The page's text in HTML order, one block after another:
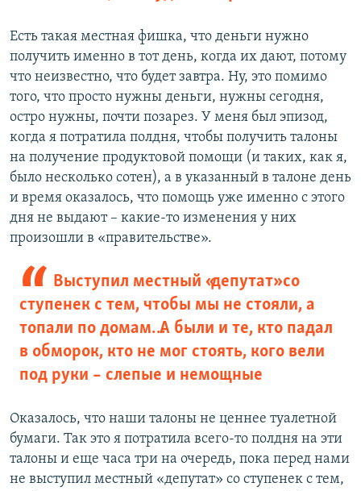
Есть такая местная фишка, что деньги нужно
получить именно в тот день, когда их дают, потому
что неизвестно, что будет завтра. Ну, это помимо
того, что просто нужны деньги, нужны сегодня,
остро нужны, почти позарез. У меня был эпизод,
когда я потратила полдня, чтобы получить талоны
на получение продуктовой помощи (и таких, как я,
было несколько сотен), а в указанный в талоне день
и время оказалось, что помощь уже именно с этого
дня не выдают – какие-то изменения у них
произошли в «правительстве».
Выступил местный «депутат» со
ступенек с тем, чтобы мы не стояли, а
топали по домам… А были и те, кто падал
в обморок, кто не мог стоять, кого вели
под руки – слепые и немощные
Оказалось, что наши талоны не ценнее туалетной
бумаги. Так это я потратила всего-то полдня на эти
талоны и еще часа три на очередь, пока перед нами
не выступил местный «депутат» со ступенек с тем,